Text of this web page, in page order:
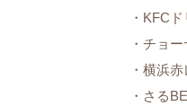
・KFC
・チョ
・横浜
・さる